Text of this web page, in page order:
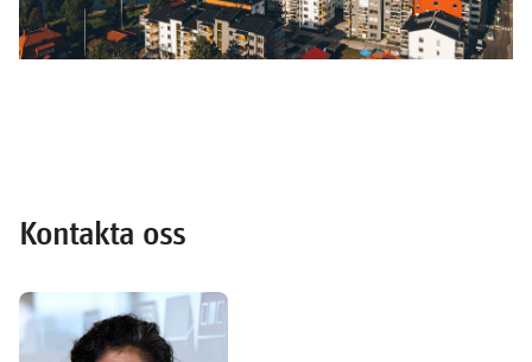
Kontakta oss